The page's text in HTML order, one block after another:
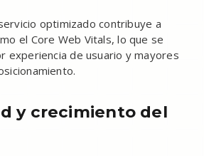
optimizado contribuye a
el Core Web Vitals, lo que se
experiencia de usuario y mayores
y crecimiento del